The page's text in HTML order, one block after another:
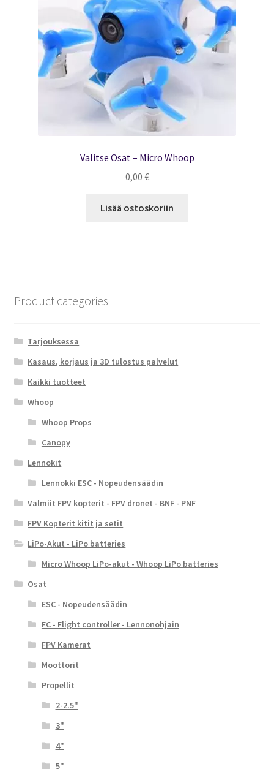
sivulla.
Valitse Osat – Micro Whoop
0,00 €
Lisää ostoskoriin
Product categories
Tarjouksessa
Kasaus, korjaus ja 3D tulostus palvelut
Kaikki tuotteet
Whoop
Whoop Props
Canopy
Lennokit
Lennokki ESC - Nopeudensäädin
Valmiit FPV kopterit - FPV dronet - BNF - PNF
FPV Kopterit kitit ja setit
LiPo-Akut - LiPo batteries
Micro Whoop LiPo-akut - Whoop LiPo batteries
Osat
ESC - Nopeudensäädin
FC - Flight controller - Lennonohjain
FPV Kamerat
Moottorit
Propellit
2-2.5"
3"
4"
5"